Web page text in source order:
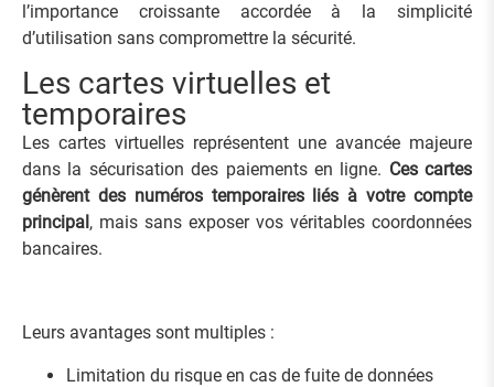
l’importance croissante accordée à la simplicité
d’utilisation sans compromettre la sécurité.
Les cartes virtuelles et
temporaires
Les cartes virtuelles représentent une avancée majeure
dans la sécurisation des paiements en ligne. Ces cartes
génèrent des numéros temporaires liés à votre compte
principal, mais sans exposer vos véritables coordonnées
bancaires.
Leurs avantages sont multiples :
Limitation du risque en cas de fuite de données